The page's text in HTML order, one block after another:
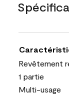
Revêtement
1 partie
Multi-usage